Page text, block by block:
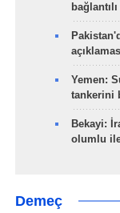
Yemen:
tankerini
Bekayi:
olumlu
Demeç